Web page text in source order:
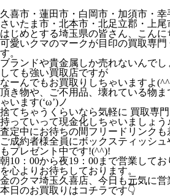
久喜市・蓮田市・白岡市・加須市・幸
さいたま市・北本市・北足立郡・上
はじめとする埼玉県の皆さん、こんに
可愛いクマのマークが目印の買取専
す。
ブランドや貴金属しか売れないんでし
しても強い買取店ですが
なーんでもお買取りしちゃいますよ
頂き物や、ご不用品、壊れている物
ゃいます(‘ω’)ノ
捨てちゃうくらいなら気軽に 買取専
持っていって現金化しちゃいましょう
査定中にお待ちの間フリードリンクも
ご成約者様全員にボックスティッシ
もプレゼント中です!(^^)!
朝10：00から夜19：00まで営業して
を心よりお待ちしております。
金のクマ埼玉久喜店、今日も元気に営
本日のお買取りはコチラです👇